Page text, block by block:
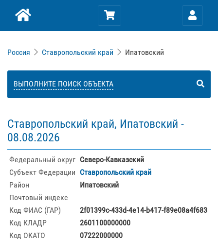
Россия Ставропольский край Ипатовский
ВЫПОЛНИТЕ ПОИСК ОБЪЕКТА
Ставропольский край, Ипатовский -
08.08.2026
Федеральный округ Северо-Кавказский
Субъект Федерации Ставропольский край
Район
Ипатовский
Почтовый индекс
Код ФИАС (ГАР)
2f01399c-433d-4e14-b417-f89e08a4f683
Код КЛАДР
2601100000000
Код ОКАТО
07222000000